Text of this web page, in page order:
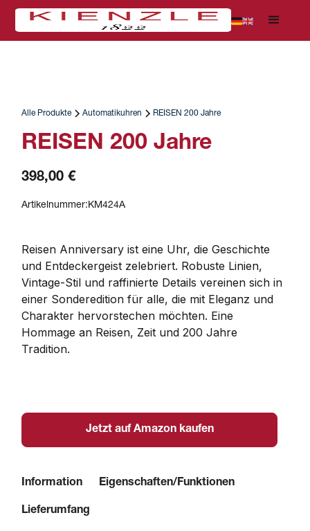
Alle Produkte Automatikuhren REISEN 200 Jahre
REISEN 200 Jahre
398,00 €
Artikelnummer:KM424A
Reisen Anniversary ist eine Uhr, die Geschichte
und Entdeckergeist zelebriert. Robuste Linien,
Vintage-Stil und raffinierte Details vereinen sich in
einer Sonderedition für alle, die mit Eleganz und
Charakter hervorstechen möchten. Eine
Hommage an Reisen, Zeit und 200 Jahre
Tradition.
Jetzt auf Amazon kaufen
Information Eigenschaften/Funktionen
Lieferumfang